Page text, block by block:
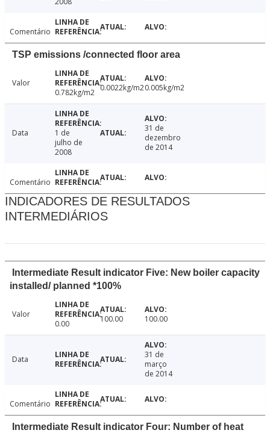
Comentário
TSP emissions /connected floor area
Valor
0.782kg/m2 0.0022kg/m20.005kg/m2
Data
1 de
julho de
2008
31 de
dezembro
de 2014
Comentário
INDICADORES DE RESULTADOS
INTERMEDIÁRIOS
Intermediate Result indicator Five: New boiler capacity
installed/ planned *100%
Valor
0.00
100.00 100.00
Data
31 de
março
de 2014
Comentário
Intermediate Result indicator Four: Number of heat